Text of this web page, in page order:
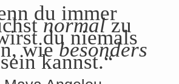
du immer
normalzu
du niemals
wiebesonders
kannst.“